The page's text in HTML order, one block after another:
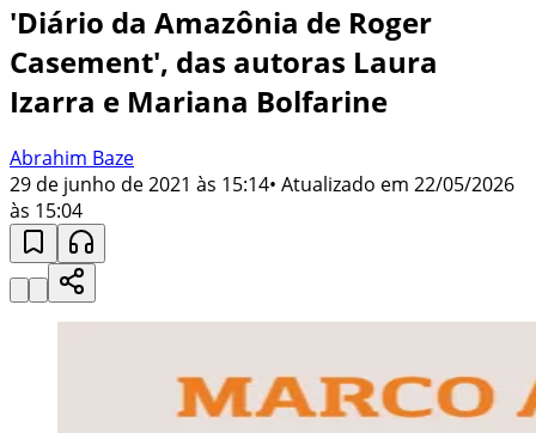
'Diário da Amazônia de Roger
Casement', das autoras Laura
Izarra e Mariana Bolfarine
Abrahim Baze
29 de junho de 2021 às 15:14• Atualizado em 22/05/2026
às 15:04